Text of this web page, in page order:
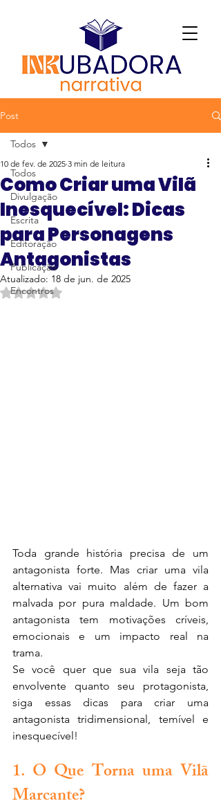
Post
Todos
Divulgação
Escrita
Editoração
Publicação
Encontros
Todos
Como Criar uma Vilã
Inesquecível: Dicas
para Personagens
Antagonistas
10 de fev. de 2025 3 min de leitura
Atualizado: 18 de jun. de 2025
Avaliado com NaN de 5 estrelas.
Toda grande história precisa de um
antagonista forte. Mas criar uma vila
alternativa vai muito além de fazer a
malvada por pura maldade. Um bom
antagonista tem motivações críveis,
emocionais e um impacto real na
trama.
Se você quer que sua vila seja tão
envolvente quanto seu protagonista,
siga essas dicas para criar uma
antagonista tridimensional, temível e
inesquecível!
1. O Que Torna uma Vilã
Marcante?